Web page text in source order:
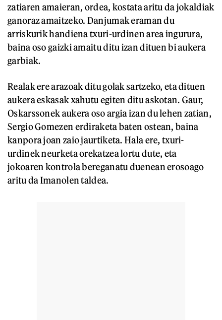
zatiaren amaieran, ordea, kostata aritu da jokaldiak
ganoraz amaitzeko. Danjumak eraman du
arriskurik handiena txuri-urdinen area ingurura,
baina oso gaizki amaitu ditu izan dituen bi aukera
garbiak.
Realak ere arazoak ditu golak sartzeko, eta dituen
aukera eskasak xahutu egiten ditu askotan. Gaur,
Oskarssonek aukera oso argia izan du lehen zatian,
Sergio Gomezen erdiraketa baten ostean, baina
kanpora joan zaio jaurtiketa. Hala ere, txuri-
urdinek neurketa orekatzea lortu dute, eta
jokoaren kontrola bereganatu duenean erosoago
aritu da Imanolen taldea.